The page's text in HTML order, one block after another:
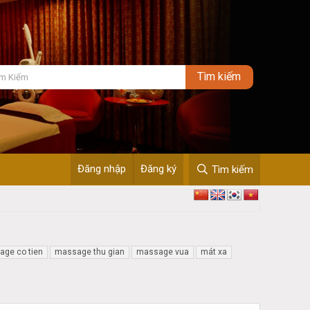
Đăng nhập Đăng ký Tìm kiếm
co tien massage thu gian massage vua
mát xa